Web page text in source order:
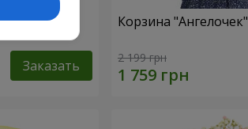
Заказать
Корзина "Ангелочек"
2 199 грн